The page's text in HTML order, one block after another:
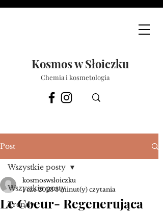
Kosmos w Słoiczku
Chemia i kosmetologia
Post
Wszystkie posty
Trendy
Wszystkie posty
Le Coeur- Regenerująca
kosmoswsloiczku
1 cze 2023 3 minut(y) czytania